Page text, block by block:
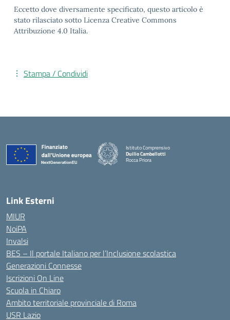
Eccetto dove diversamente specificato, questo articolo è
stato rilasciato sotto Licenza Creative Commons
Attribuzione 4.0 Italia.
Stampa / Condividi
Istituto Comprensivo
Duilio Cambellotti
Rocca Priora
Link Esterni
MIUR
NoiPA
Invalsi
BES – Il portale Italiano per l’Inclusione scolastica
Generazioni Connesse
Iscrizioni On Line
Scuola in Chiaro
Ambito territoriale provinciale di Roma
USR Lazio